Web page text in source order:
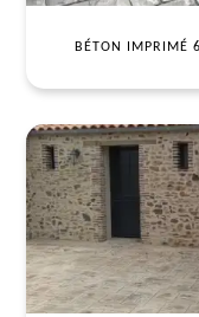
BÉTON IMPRIMÉ